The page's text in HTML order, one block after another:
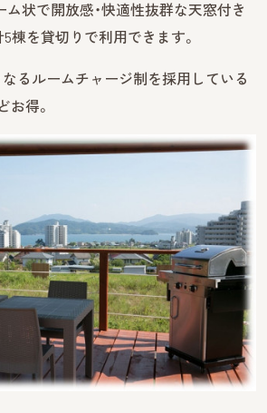
ム状で開放感・快適性抜群な天窓付き
5棟を貸切りで利用できます。
るルームチャージ制を採用している
お得。